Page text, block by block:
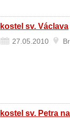
kostel sv. Václava
27.05.2010
kostel sv. Petra